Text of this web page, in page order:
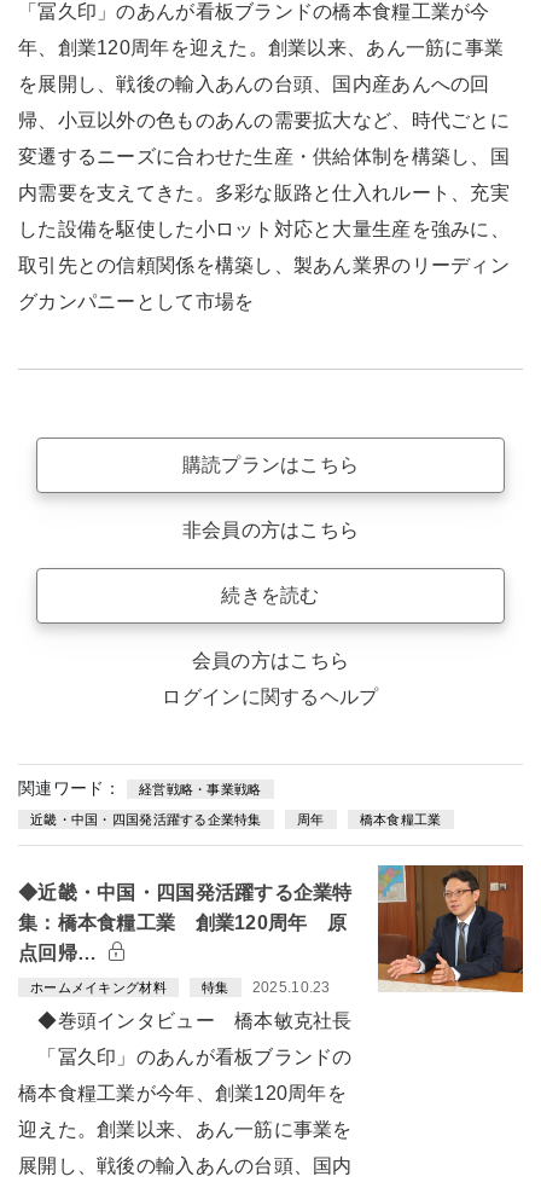
「冨久印」のあんが看板ブランドの橋本食糧工業が今
年、創業120周年を迎えた。創業以来、あん一筋に事業
を展開し、戦後の輸入あんの台頭、国内産あんへの回
帰、小豆以外の色ものあんの需要拡大など、時代ごとに
変遷するニーズに合わせた生産・供給体制を構築し、国
内需要を支えてきた。多彩な販路と仕入れルート、充実
した設備を駆使した小ロット対応と大量生産を強みに、
取引先との信頼関係を構築し、製あん業界のリーディン
グカンパニーとして市場を
購読プランはこちら
非会員の方はこちら
続きを読む
会員の方はこちら
ログインに関するヘルプ
関連ワード： 経営戦略・事業戦略
近畿・中国・四国発活躍する企業特集 周年 橋本食糧工業
◆近畿・中国・四国発活躍する企業特
集：橋本食糧工業 創業120周年 原
点回帰…
ホームメイキング材料 特集 2025.10.23
◆巻頭インタビュー 橋本敏克社長
「冨久印」のあんが看板ブランドの
橋本食糧工業が今年、創業120周年を
迎えた。創業以来、あん一筋に事業を
展開し、戦後の輸入あんの台頭、国内